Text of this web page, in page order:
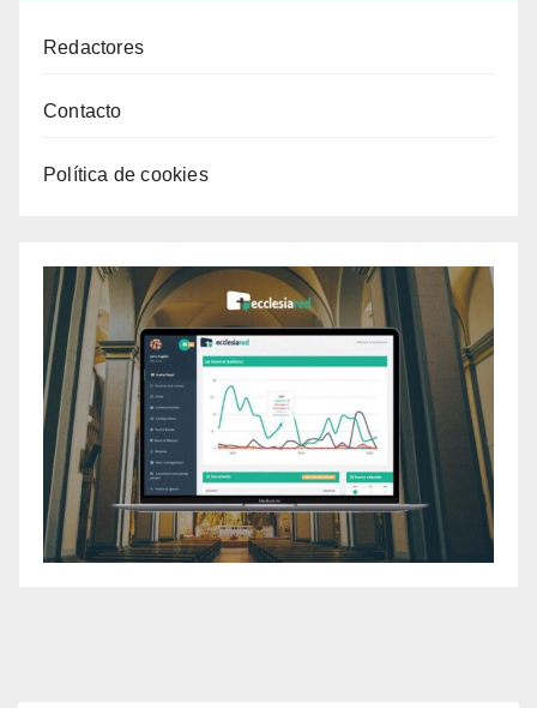
Redactores
Contacto
Política de cookies